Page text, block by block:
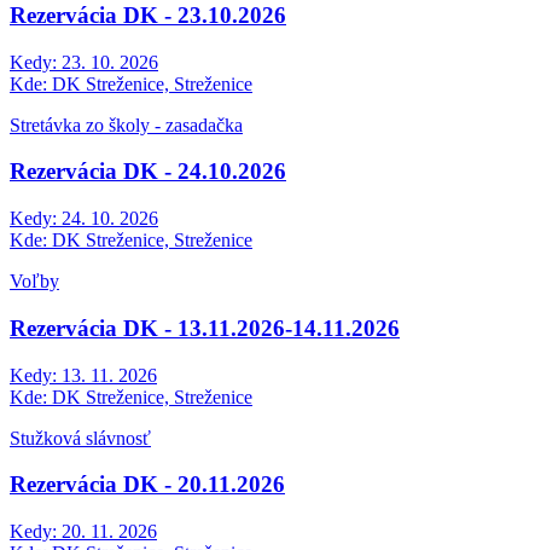
Rezervácia DK - 23.10.2026
Kedy: 23. 10. 2026
Kde: DK Streženice, Streženice
Stretávka zo školy - zasadačka
Rezervácia DK - 24.10.2026
Kedy: 24. 10. 2026
Kde: DK Streženice, Streženice
Voľby
Rezervácia DK - 13.11.2026-14.11.2026
Kedy: 13. 11. 2026
Kde: DK Streženice, Streženice
Stužková slávnosť
Rezervácia DK - 20.11.2026
Kedy: 20. 11. 2026